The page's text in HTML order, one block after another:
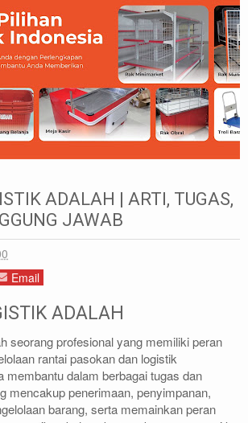
| ARTI, TUGAS, FUNGSI, TANGGUNG
ADALAH | ARTI, TUGAS,
JAWAB
Email
ADALAH
seorang profesional yang memiliki peran
rantai pasokan dan logistik
membantu dalam berbagai tugas dan
mencakup penerimaan, penyimpanan,
barang, serta memainkan peran